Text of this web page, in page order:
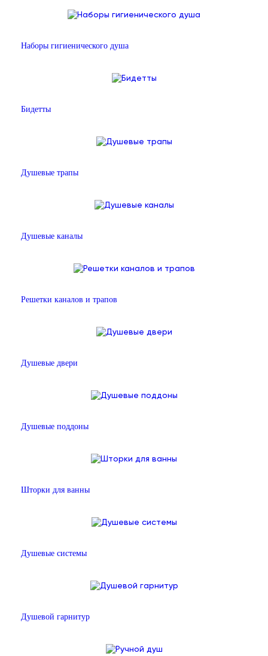
Наборы гигиенического душа
Бидетты
Душевые трапы
Душевые каналы
Решетки каналов и трапов
Душевые двери
Душевые поддоны
Шторки для ванны
Душевые системы
Душевой гарнитур